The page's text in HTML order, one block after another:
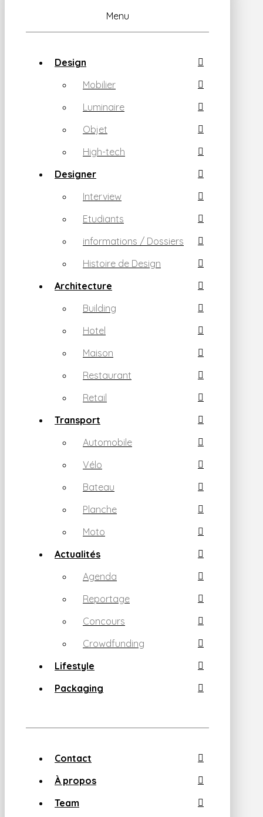
Menu
Design
Mobilier
Luminaire
Objet
High-tech
Designer
Interview
Etudiants
informations / Dossiers
Histoire de Design
Architecture
Building
Hotel
Maison
Restaurant
Retail
Transport
Automobile
Vélo
Bateau
Planche
Moto
Actualités
Agenda
Reportage
Concours
Crowdfunding
Lifestyle
Packaging
Contact
À propos
Team